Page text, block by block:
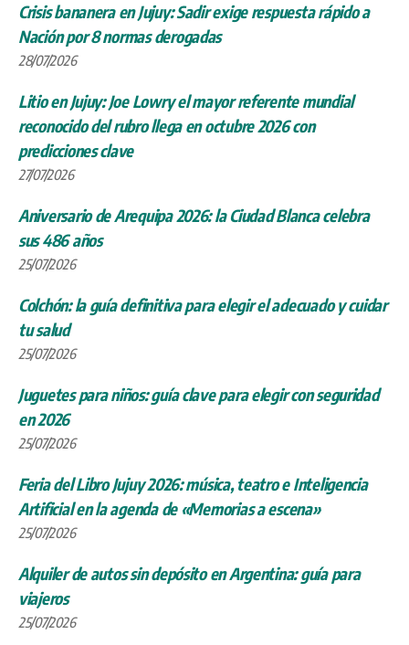
Crisis bananera en Jujuy: Sadir exige respuesta rápido a
Nación por 8 normas derogadas
28/07/2026
Litio en Jujuy: Joe Lowry el mayor referente mundial
reconocido del rubro llega en octubre 2026 con
predicciones clave
27/07/2026
Aniversario de Arequipa 2026: la Ciudad Blanca celebra
sus 486 años
25/07/2026
Colchón: la guía definitiva para elegir el adecuado y cuidar
tu salud
25/07/2026
Juguetes para niños: guía clave para elegir con seguridad
en 2026
25/07/2026
Feria del Libro Jujuy 2026: música, teatro e Inteligencia
Artificial en la agenda de «Memorias a escena»
25/07/2026
Alquiler de autos sin depósito en Argentina: guía para
viajeros
25/07/2026